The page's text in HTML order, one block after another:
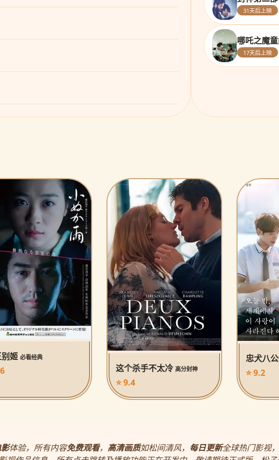
31天后上映
哪吒之魔
17天后上映
别姬必看经典
这个杀手不太冷 高分封神
⭐ 9.4
忠犬八
⭐ 9.2
体验，所有内容免费观看， 高清画质如松间清风， 每日更新全球热门影视，